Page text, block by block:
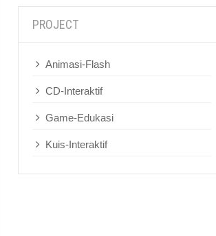
PROJECT
Animasi-Flash
CD-Interaktif
Game-Edukasi
Kuis-Interaktif